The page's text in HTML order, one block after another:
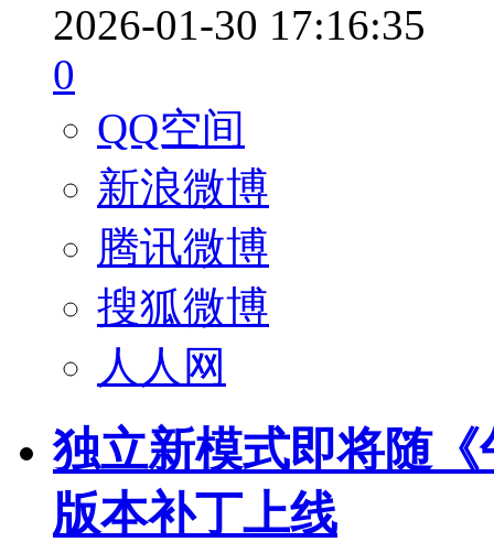
2026-01-30 17:16:35
0
QQ空间
新浪微博
腾讯微博
搜狐微博
人人网
独立新模式即将随
版本补丁上线